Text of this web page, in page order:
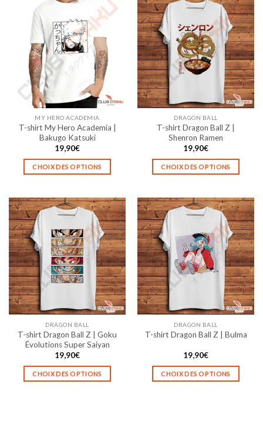
plusieurs
variations.
Les
options
peuvent
choisies
la
page
du
produit
plusieurs
variations.
Les
options
peuvent
être
la
page
du
produit
MY HERO ACADEMIA
T-shirt My Hero Academia |
Bakugo Katsuki
19,90€
CHOIX DES OPTIONS
a
plusieurs
variations.
Les
options
peuvent
être
la
page
du
produit
DRAGON BALL
T-shirt Dragon Ball Z |
Shenron Ramen
19,90€
CHOIX DES OPTIONS
a
plusieurs
variations.
Les
options
peuvent
être
la
page
du
produit
DRAGON BALL
T-shirt Dragon Ball Z | Goku
Évolutions Super Saiyan
19,90€
CHOIX DES OPTIONS
DRAGON BALL
T-shirt Dragon Ball Z | Bulma
19,90€
CHOIX DES OPTIONS